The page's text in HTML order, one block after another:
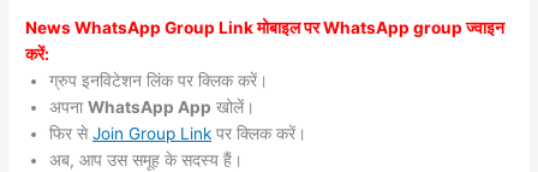
News WhatsApp Group Link मोबाइल पर WhatsApp group ज्वाइन
करें:
ग्रुप इनविटेशन लिंक पर क्लिक करें।
अपनाWhatsApp App खोलें।
फिर सेJoin Group Link पर क्लिक करें।
अब, आप उस समूह के सदस्य हैं।